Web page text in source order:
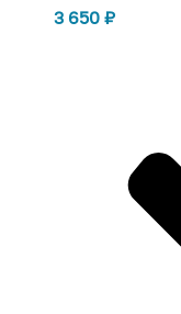
3 650 ₽